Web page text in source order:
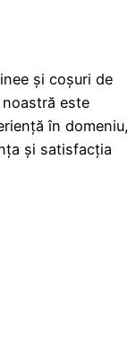
și coșuri de
este
în domeniu,
și satisfacția